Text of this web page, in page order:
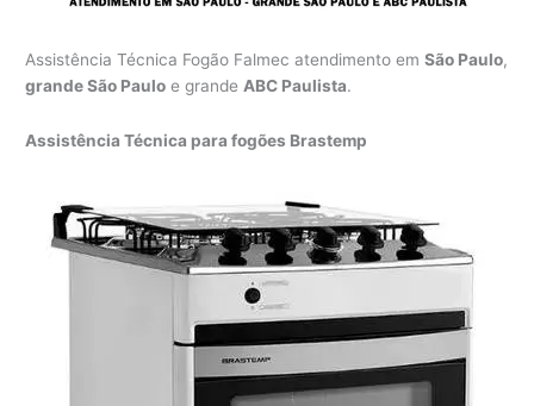
Assistência Técnica Fogão Falmec atendimento emSão Paulo,
grande São Paulo e grandeABC Paulista.
Assistência Técnica para fogões Brastemp